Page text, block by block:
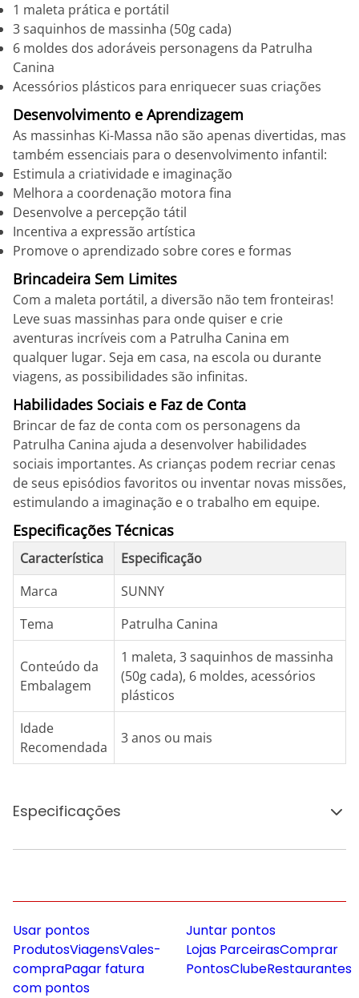
1 maleta prática e portátil
3 saquinhos de massinha (50g cada)
6 moldes dos adoráveis personagens da Patrulha
Canina
Acessórios plásticos para enriquecer suas criações
Desenvolvimento e Aprendizagem
As massinhas Ki-Massa não são apenas divertidas, mas
também essenciais para o desenvolvimento infantil:
Estimula a criatividade e imaginação
Melhora a coordenação motora fina
Desenvolve a percepção tátil
Incentiva a expressão artística
Promove o aprendizado sobre cores e formas
Brincadeira Sem Limites
Com a maleta portátil, a diversão não tem fronteiras!
Leve suas massinhas para onde quiser e crie
aventuras incríveis com a Patrulha Canina em
qualquer lugar. Seja em casa, na escola ou durante
viagens, as possibilidades são infinitas.
Habilidades Sociais e Faz de Conta
Brincar de faz de conta com os personagens da
Patrulha Canina ajuda a desenvolver habilidades
sociais importantes. As crianças podem recriar cenas
de seus episódios favoritos ou inventar novas missões,
estimulando a imaginação e o trabalho em equipe.
Especificações Técnicas
Característica
Especificação
Marca
SUNNY
Tema
Patrulha Canina
Conteúdo da
Embalagem
1 maleta, 3 saquinhos de massinha
(50g cada), 6 moldes, acessórios
plásticos
Idade
Recomendada
3 anos ou mais
Especificações
Usar pontos
ProdutosViagensVales-
compraPagar fatura
com pontos
Juntar pontos
Lojas ParceirasComprar
PontosClubeRestaurantes